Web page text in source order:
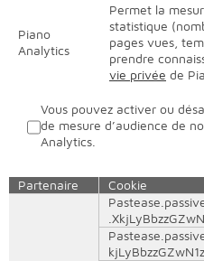
Piano
Analytics
Permet la
statistique
pages vues,
prendre
vie privée de
Vous pouvez activer ou
de mesure d’audience de
Analytics.
Partenaire Cookie
kjLyBbzzGZwN1z